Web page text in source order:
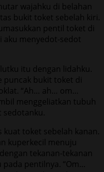
wajahku di belahan
bukit toket sebelah kiri.
pentil toket di
aku menyedot-sedot
itu dengan lidahku.
puncak bukit toket di
“Ah… ah… om…
menggeliatkan tubuh
sedotanku.
toket sebelah kanan.
kuperkecil menuju
tekanan-tekanan
pentilnya. “Om…